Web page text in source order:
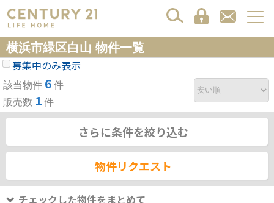
横浜市緑区白山 物件一覧
募集中のみ表示
該当物件 6 件
販売数 1 件
さらに条件を絞り込む
物件リクエスト
チェックした物件をまとめて